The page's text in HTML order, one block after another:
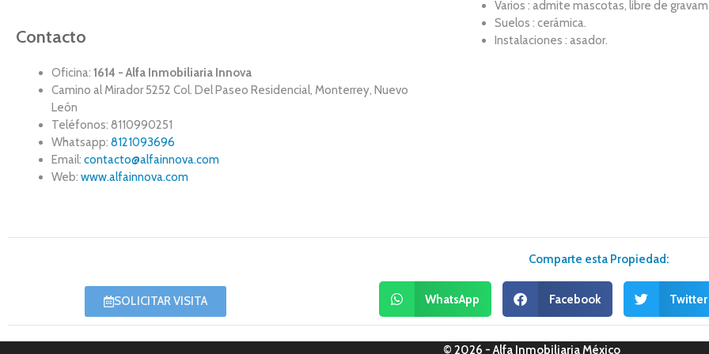
Contacto
Oficina: 1614 - Alfa Inmobiliaria Innova
Camino al Mirador 5252 Col. Del Paseo Residencial, Monterrey, Nuevo
León
Teléfonos: 8110990251
Whatsapp: 8121093696
Email: contacto@alfainnova.com
Web: www.alfainnova.com
Varios : admite mascotas, libre de
Suelos : cerámica.
Instalaciones : asador.
SOLICITAR VISITA
Comparte esta Propiedad:
WhatsApp Facebook Twitter
© 2026 - Alfa Inmobiliaria México